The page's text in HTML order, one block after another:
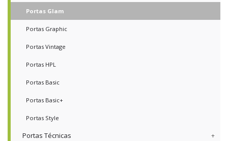
Portas Glam
Portas Graphic
Portas Vintage
Portas HPL
Portas Basic
Portas Basic+
Portas Style
Portas Técnicas